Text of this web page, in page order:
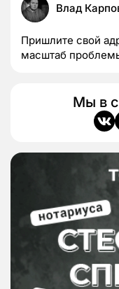
Влад
Пришлите свой
масштаб
Мы в